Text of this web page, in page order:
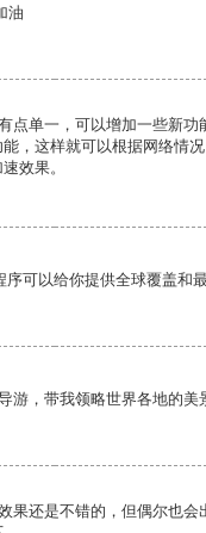
油
点单一，可以增加一些新功
，这样就可以根据网络情
效果。
可以给你提供全球覆盖和
游，带我领略世界各地的美
果还是不错的，但偶尔也会